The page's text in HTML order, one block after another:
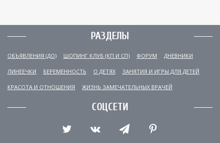
РАЗДЕЛЫ
ОБЪЯВЛЕНИЯ (ДО) ШОПИНГ КЛУБ (КП И СП) ФОРУМ ДНЕВНИКИ
ЛИНЕЕЧКИ БЕРЕМЕННОСТЬ О ДЕТЯХ ЗАНЯТИЯ И ИГРЫ ДЛЯ ДЕТЕЙ
КРАСОТА И ОТНОШЕНИЯ ЖИЗНЬ ЗАМЕЧАТЕЛЬНЫХ ВРАЧЕЙ
СОЦСЕТИ